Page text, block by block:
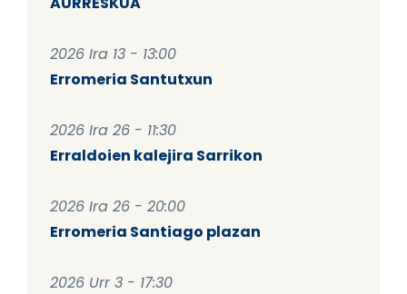
2026 Ira 13 - 13:00
Erromeria Santutxun
2026 Ira 26 - 11:30
Erraldoien kalejira Sarrikon
2026 Ira 26 - 20:00
Erromeria Santiago plazan
2026 Urr 3 - 17:30